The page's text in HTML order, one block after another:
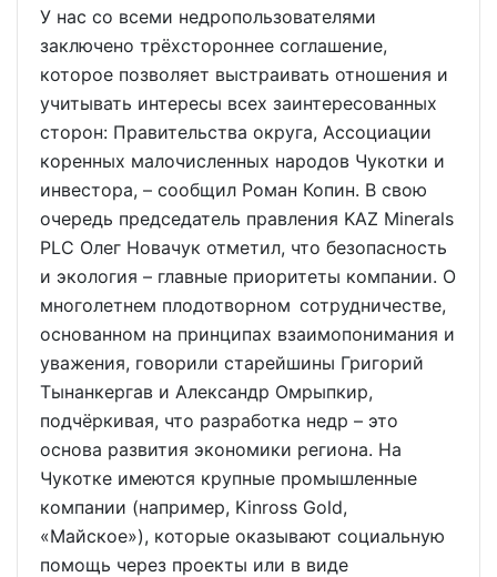
У нас со всеми недропользователями
заключено трёхстороннее соглашение,
которое позволяет выстраивать отношения и
учитывать интересы всех заинтересованных
сторон: Правительства округа, Ассоциации
коренных малочисленных народов Чукотки и
инвестора, – сообщил Роман Копин. В свою
очередь председатель правления KAZ Minerals
PLC Олег Новачук отметил, что безопасность
и экология – главные приоритеты компании. О
многолетнем плодотворном сотрудничестве,
основанном на принципах взаимопонимания и
уважения, говорили старейшины Григорий
Тынанкергав и Александр Омрыпкир,
подчёркивая, что разработка недр – это
основа развития экономики региона. На
Чукотке имеются крупные промышленные
компании (например, Kinross Gold,
«Майское»), которые оказывают социальную
помощь через проекты или в виде